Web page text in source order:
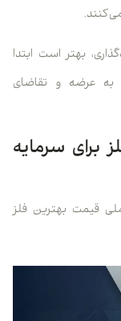
بهتر است ابتدا
عرضه و تقاضای
برای سرمایه
قیمت بهترین فلز